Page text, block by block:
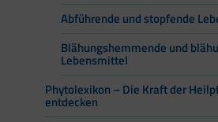
Abführende und stopfende
Blähungshemmende und
Lebensmittel
Phytolexikon – Die Kraft der
entdecken